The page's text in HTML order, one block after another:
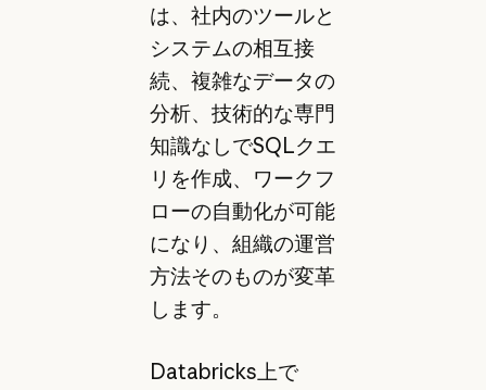
は、社内のツールと
システムの相互接
続、複雑なデータの
分析、技術的な専門
知識なしでSQLクエ
リを作成、ワークフ
ローの自動化が可能
になり、組織の運営
方法そのものが変革
します。
Databricks上で